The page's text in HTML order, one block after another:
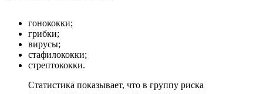
гонококки;
грибки;
вирусы;
стафилококки;
стрептококки.
Статистика показывает, что в группу риска